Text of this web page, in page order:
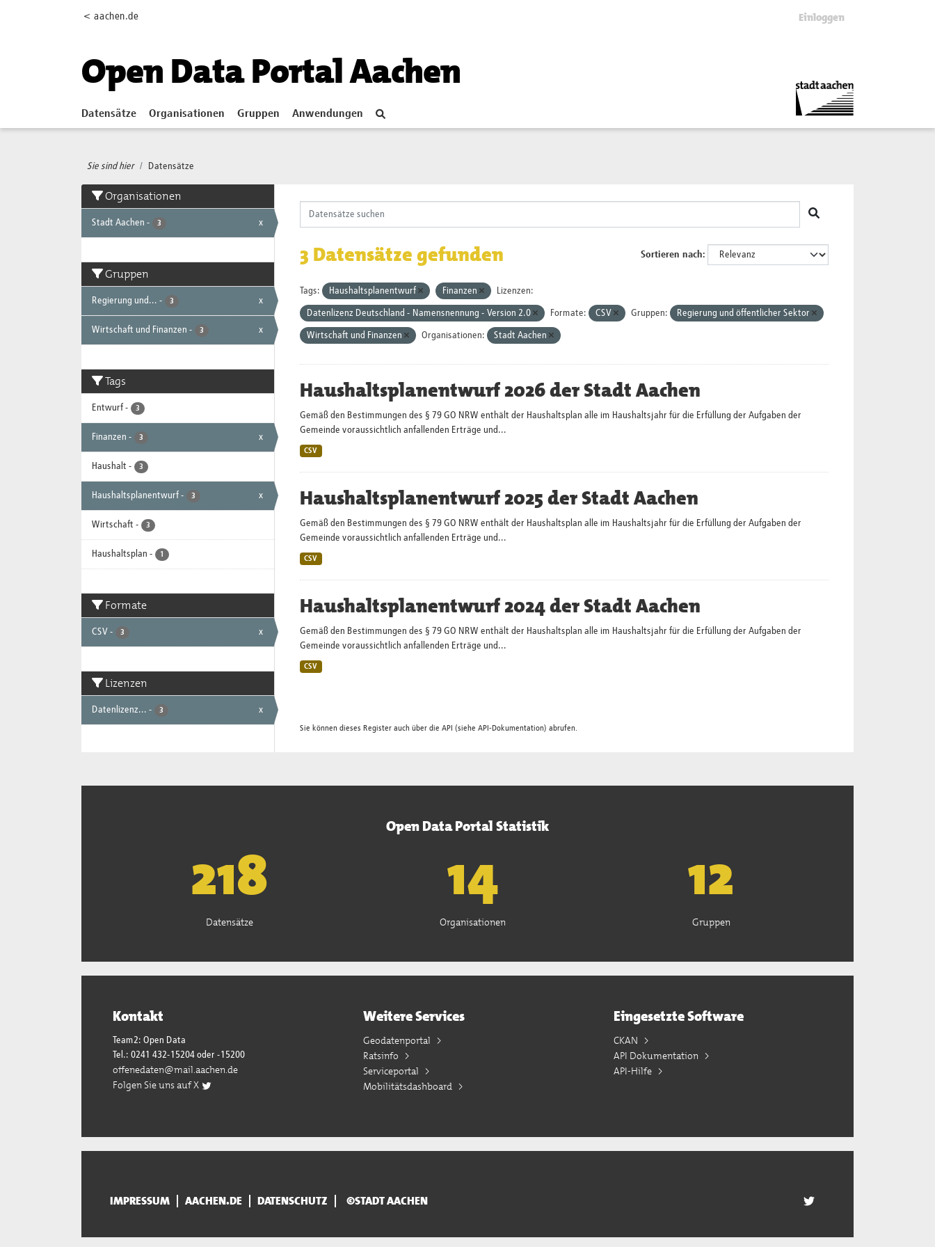
< aachen.de Einloggen
Open Data Portal Aachen
Datensätze Organisationen Gruppen Anwendungen
Sie sind hier Datensätze
Organisationen
Stadt Aachen - 3 x
Gruppen
Regierung und... - 3 x
Wirtschaft und Finanzen - 3 x
Tags
Entwurf - 3
Finanzen - 3 x
Haushalt - 3
Haushaltsplanentwurf - 3 x
Wirtschaft - 3
Haushaltsplan - 1
Formate
CSV - 3 x
Lizenzen
Datenlizenz... - 3 x
Sortieren nach
3 Datensätze gefunden
Tags: Haushaltsplanentwurf Finanzen Lizenzen:
Datenlizenz Deutschland - Namensnennung - Version 2.0 Formate: CSV Gruppen: Regierung und öffentlicher Sektor
Wirtschaft und Finanzen Organisationen: Stadt Aachen
Haushaltsplanentwurf 2026 der Stadt Aachen
Gemäß den Bestimmungen des § 79 GO NRW enthält der Haushaltsplan alle im Haushaltsjahr für die Erfüllung der Aufgaben der
Gemeinde voraussichtlich anfallenden Erträge und...
CSV
Haushaltsplanentwurf 2025 der Stadt Aachen
Gemäß den Bestimmungen des § 79 GO NRW enthält der Haushaltsplan alle im Haushaltsjahr für die Erfüllung der Aufgaben der
Gemeinde voraussichtlich anfallenden Erträge und...
CSV
Haushaltsplanentwurf 2024 der Stadt Aachen
Gemäß den Bestimmungen des § 79 GO NRW enthält der Haushaltsplan alle im Haushaltsjahr für die Erfüllung der Aufgaben der
Gemeinde voraussichtlich anfallenden Erträge und...
CSV
Sie können dieses Register auch über die API (siehe API-Dokumentation) abrufen.
Open Data Portal Statistik
221
Datensätze
15
Organisationen
13
Gruppen
Kontakt
Team2: Open Data
Tel.: 0241 432-15204 oder -15200
offenedaten@mail.aachen.de
Folgen Sie uns auf X
Weitere Services
Geodatenportal
Ratsinfo
Serviceportal
Mobilitätsdashboard
Eingesetzte Software
CKAN
API Dokumentation
API-Hilfe
IMPRESSUM AACHEN.DE DATENSCHUTZ ©STADT AACHEN